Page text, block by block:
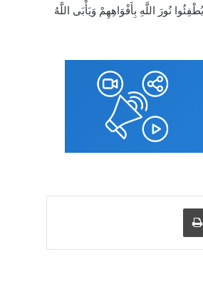
30) وقوله سبحانه (يُرِيدُونَ أَن يُطْفِئُوا نُورَ اللَّهِ بِأَفْوَاهِهِمْ وَيَأْبَى اللَّهُ
طباعة